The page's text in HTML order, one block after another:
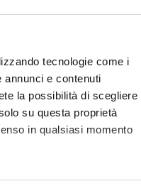
tecnologie come i
e contenuti
la possibilità di scegliere
su questa proprietà
in qualsiasi momento